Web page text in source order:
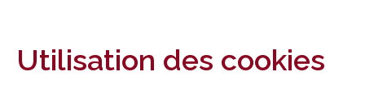
Utilisation des cookies